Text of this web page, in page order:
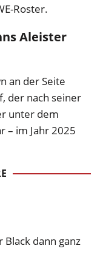
Roster.
Aleister
an der Seite
der nach seiner
unter dem
– im Jahr 2025
Black dann ganz